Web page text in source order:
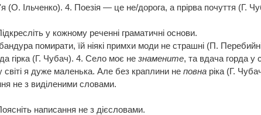
(О. Ільченко). 4. Поезія — це не/дорога, а прірва почуття
у кожному реченні граматичні основи.
бандура помирати, їй ніякі примхи моди не страшні (П.
гірка (Г. Чубач). 4. Село моє не знамените, та вдача горда
я дуже маленька. Але без краплини не повна ріка (Г.
не з виділеними словами.
написання не з дієсловами.